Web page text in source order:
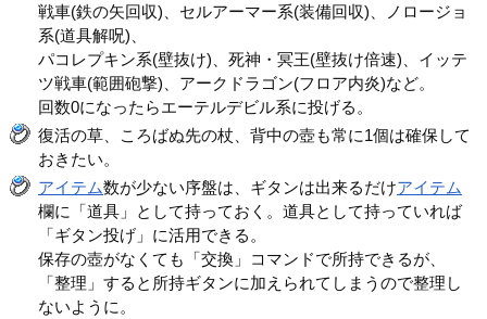
戦車(鉄の矢回収)、セルアーマー系(装備回収)、ノロージョ
系(道具解呪)、
パコレプキン系(壁抜け)、死神・冥王(壁抜け倍速)、イッテ
ツ戦車(範囲砲撃)、アークドラゴン(フロア内炎)など。
回数0になったらエーテルデビル系に投げる。
復活の草、ころばぬ先の杖、背中の壺も常に1個は確保して
おきたい。
アイテム数が少ない序盤は、ギタンは出来るだけアイテム
欄に「道具」として持っておく。道具として持っていれば
「ギタン投げ」に活用できる。
保存の壺がなくても「交換」コマンドで所持できるが、
「整理」すると所持ギタンに加えられてしまうので整理し
ないように。